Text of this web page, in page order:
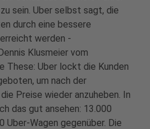
sein. Uber selbst sagt, die
durch eine bessere
werden -
Klusmeier vom
These: Uber lockt die Kunden
um nach der
Preise wieder anzuheben. In
das gut ansehen: 13.000
Uber-Wagen gegenüber. Die